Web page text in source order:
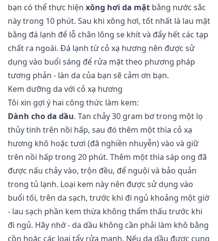
bạn có thể thực hiện xông hơi da mặt bằng nước sắc
này trong 10 phút. Sau khi xông hơi, tốt nhất là lau mặt
bằng đá lạnh để lỗ chân lông se khít và đẩy hết các tạp
chất ra ngoài. Đá lạnh từ cỏ xạ hương nên được sử
dụng vào buổi sáng để rửa mặt theo phương pháp
tương phản - làn da của bạn sẽ cảm ơn bạn.
Kem dưỡng da với cỏ xạ hương
Tôi xin gợi ý hai công thức làm kem:
Dành cho da dầu. Tan chảy 30 gram bơ trong một lọ
thủy tinh trên nồi hấp, sau đó thêm một thìa cỏ xạ
hương khô hoặc tươi (đã nghiền nhuyễn) vào và giữ
trên nồi hấp trong 20 phút. Thêm một thìa sáp ong đã
được nấu chảy vào, trộn đều, để nguội và bảo quản
trong tủ lạnh. Loại kem này nên được sử dụng vào
buổi tối, trên da sạch, trước khi đi ngủ khoảng một giờ
- lau sạch phần kem thừa không thẩm thấu trước khi
đi ngủ. Hãy nhớ - da dầu không cần phải làm khô bằng
cồn hoặc các loại tẩy rửa mạnh. Nếu da dầu được cung